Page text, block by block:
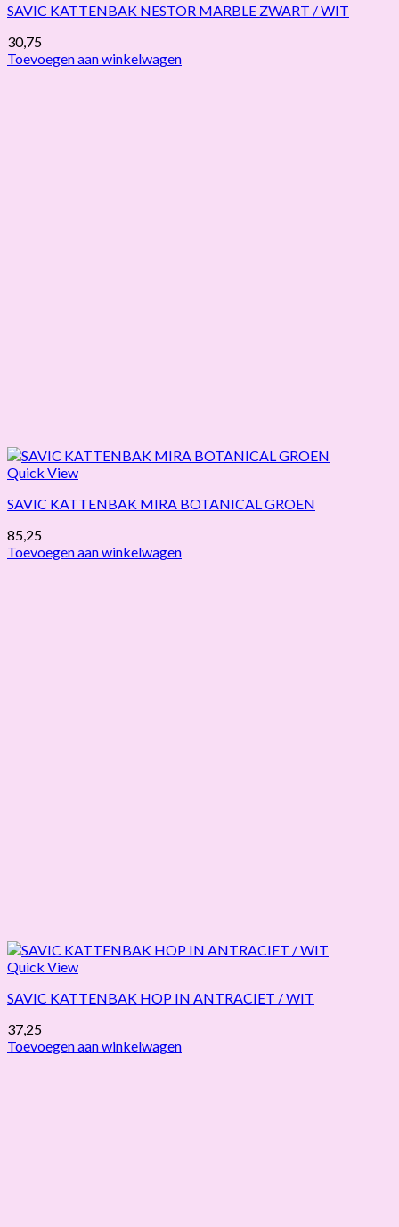
SAVIC KATTENBAK NESTOR MARBLE ZWART / WIT
30,75
Toevoegen aan winkelwagen
Quick View
SAVIC KATTENBAK MIRA BOTANICAL GROEN
85,25
Toevoegen aan winkelwagen
Quick View
SAVIC KATTENBAK HOP IN ANTRACIET / WIT
37,25
Toevoegen aan winkelwagen